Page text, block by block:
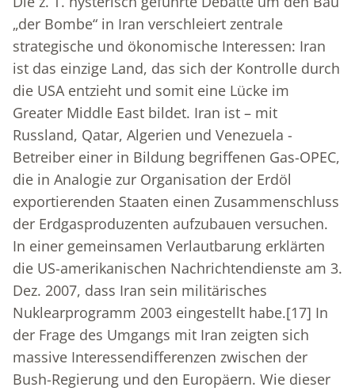
„der Bombe“ in Iran verschleiert zentrale
strategische und ökonomische Interessen: Iran
ist das einzige Land, das sich der Kontrolle durch
die USA entzieht und somit eine Lücke im
Greater Middle East bildet. Iran ist – mit
Russland, Qatar, Algerien und Venezuela -
Betreiber einer in Bildung begriffenen Gas-OPEC,
die in Analogie zur Organisation der Erdöl
exportierenden Staaten einen Zusammenschluss
der Erdgasproduzenten aufzubauen versuchen.
In einer gemeinsamen Verlautbarung erklärten
die US-amerikanischen Nachrichtendienste am 3.
Dez. 2007, dass Iran sein militärisches
Nuklearprogramm 2003 eingestellt habe.[17] In
der Frage des Umgangs mit Iran zeigten sich
massive Interessendifferenzen zwischen der
Bush-Regierung und den Europäern. Wie dieser